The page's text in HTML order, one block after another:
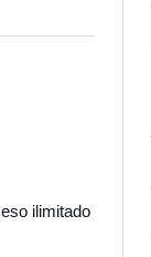
ilimitado